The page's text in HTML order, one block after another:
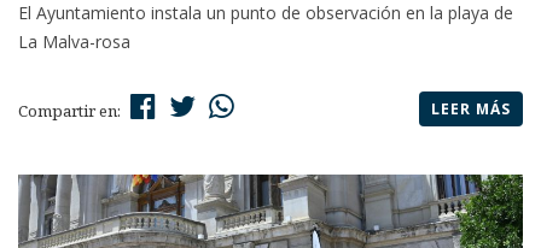
El Ayuntamiento instala un punto de observación en la playa de
La Malva-rosa
Compartir en: LEER MÁS